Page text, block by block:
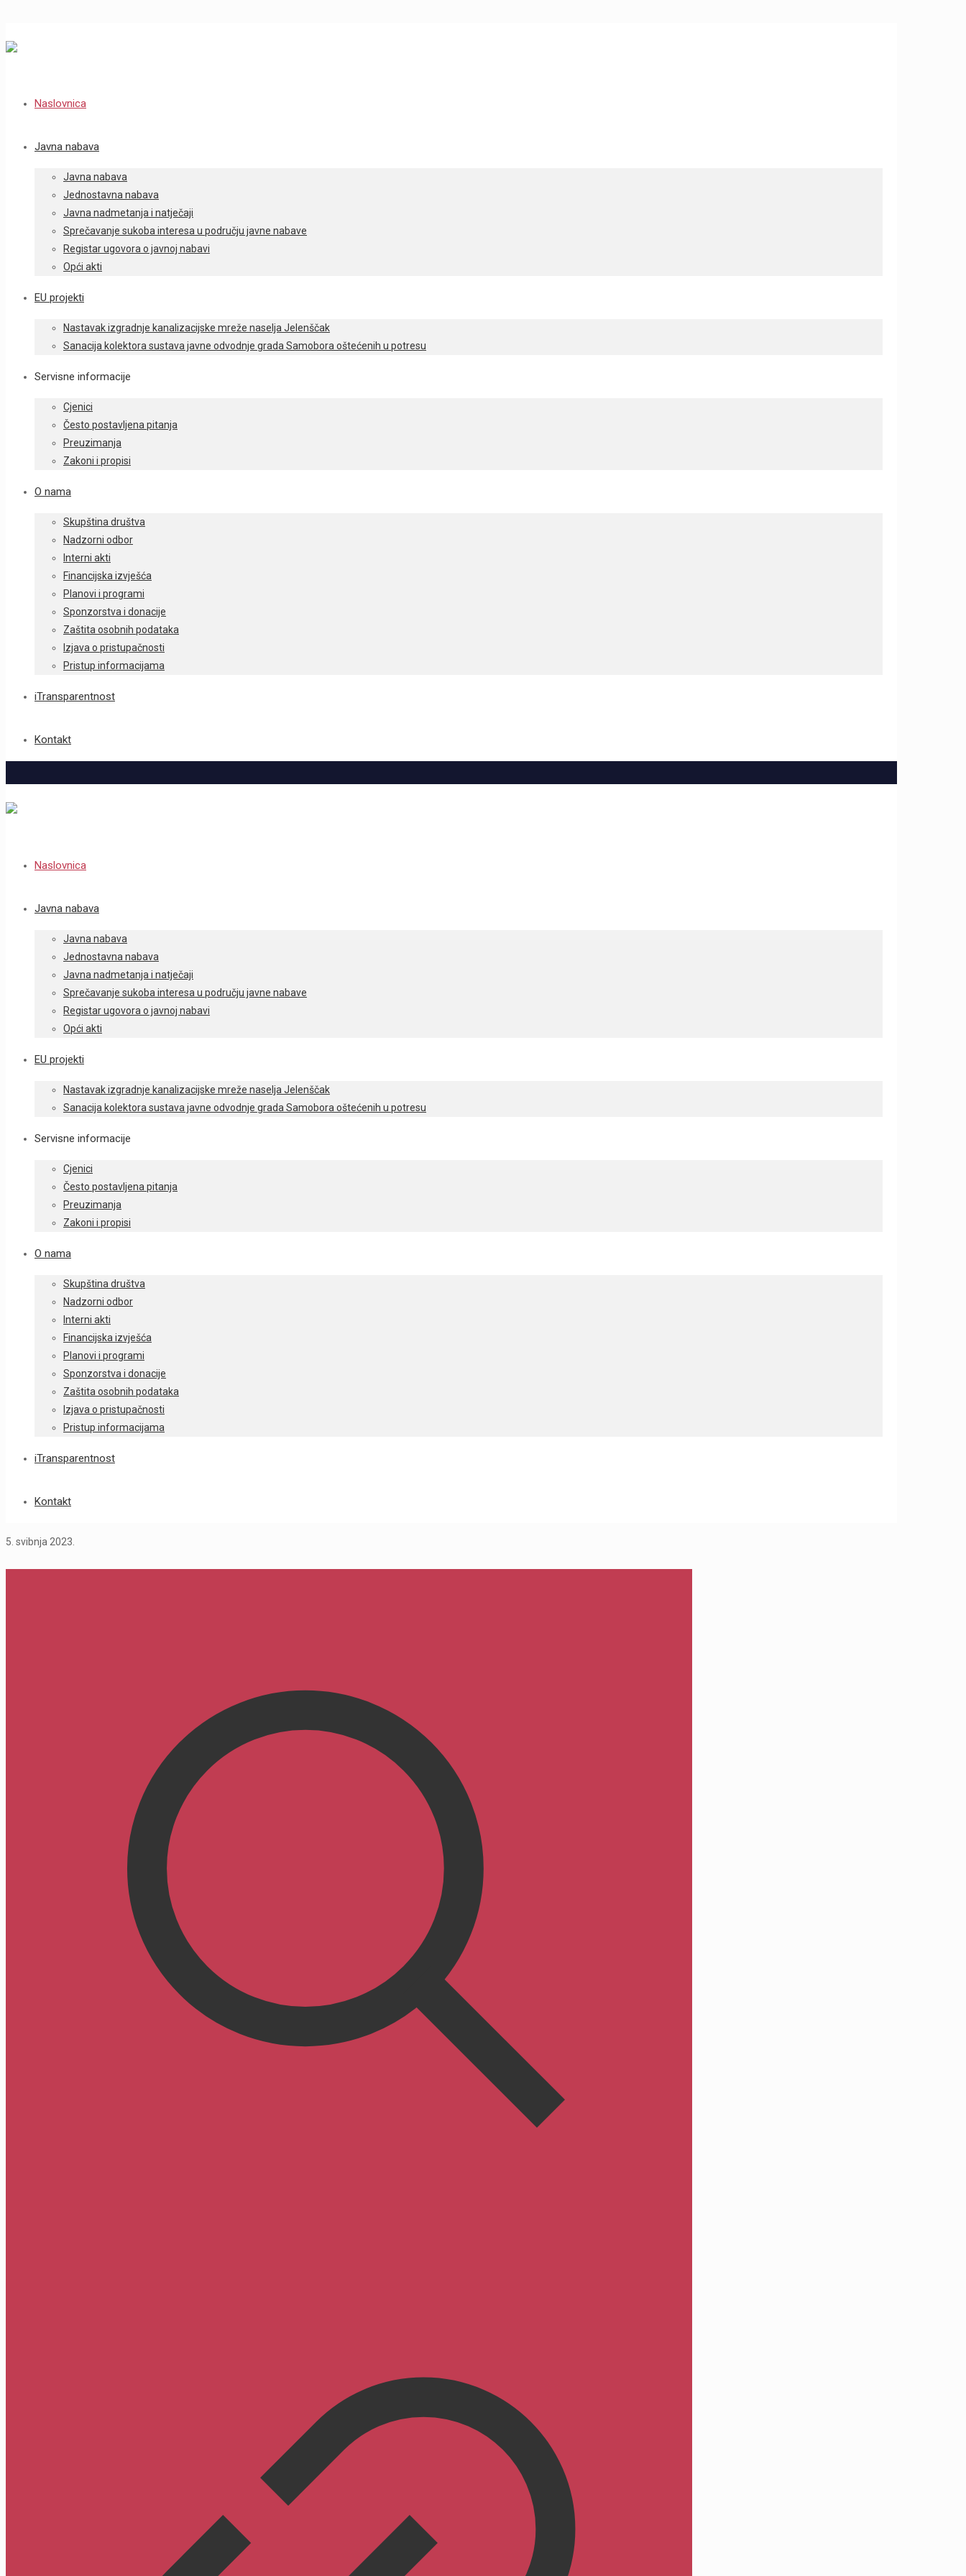
Naslovnica
Javna nabava
Javna nabava
Jednostavna nabava
Javna nadmetanja i natječaji
Sprečavanje sukoba interesa u području javne nabave
Registar ugovora o javnoj nabavi
Opći akti
EU projekti
Nastavak izgradnje kanalizacijske mreže naselja Jelenščak
Sanacija kolektora sustava javne odvodnje grada Samobora oštećenih u potresu
Servisne informacije
Cjenici
Često postavljena pitanja
Preuzimanja
Zakoni i propisi
O nama
Skupština društva
Nadzorni odbor
Interni akti
Financijska izvješća
Planovi i programi
Sponzorstva i donacije
Zaštita osobnih podataka
Izjava o pristupačnosti
Pristup informacijama
iTransparentnost
Kontakt
Naslovnica
Javna nabava
Javna nabava
Jednostavna nabava
Javna nadmetanja i natječaji
Sprečavanje sukoba interesa u području javne nabave
Registar ugovora o javnoj nabavi
Opći akti
EU projekti
Nastavak izgradnje kanalizacijske mreže naselja Jelenščak
Sanacija kolektora sustava javne odvodnje grada Samobora oštećenih u potresu
Servisne informacije
Cjenici
Često postavljena pitanja
Preuzimanja
Zakoni i propisi
O nama
Skupština društva
Nadzorni odbor
Interni akti
Financijska izvješća
Planovi i programi
Sponzorstva i donacije
Zaštita osobnih podataka
Izjava o pristupačnosti
Pristup informacijama
iTransparentnost
Kontakt
5. svibnja 2023.